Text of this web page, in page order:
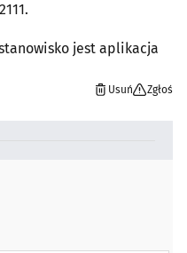
jest aplikacja
Usuń Zgłoś